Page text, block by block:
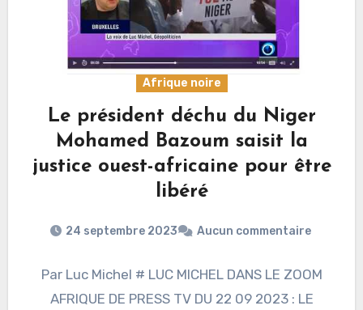
Afrique noire
Le président déchu du Niger
Mohamed Bazoum saisit la
justice ouest-africaine pour être
libéré
24 septembre 2023 Aucun commentaire
Par Luc Michel # LUC MICHEL DANS LE ZOOM
AFRIQUE DE PRESS TV DU 22 09 2023 : LE